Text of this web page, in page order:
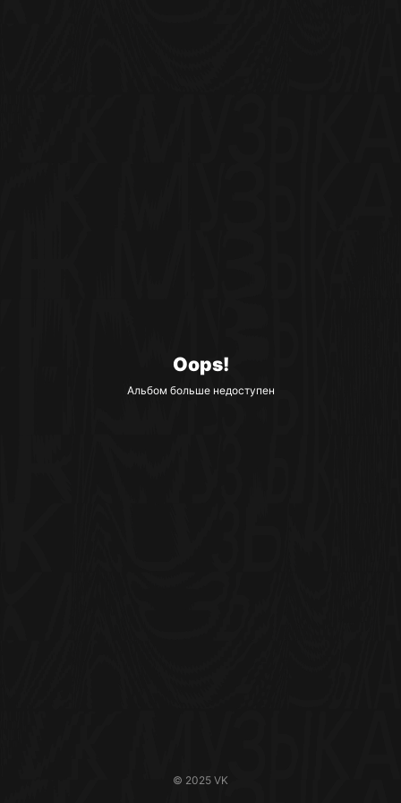
Oops!
Альбом больше недоступен
© 2025 VK